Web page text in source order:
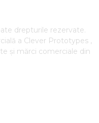
drepturile rezervate.
a Clever Prototypes ,
și mărci comerciale din